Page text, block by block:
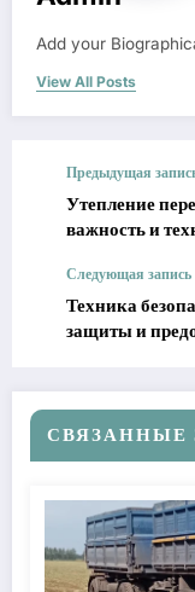
Add your
View All Posts
Предыдущая
Утепление
важность и
Следующая запись
Техника
защиты и
СВЯЗАННЫЕ